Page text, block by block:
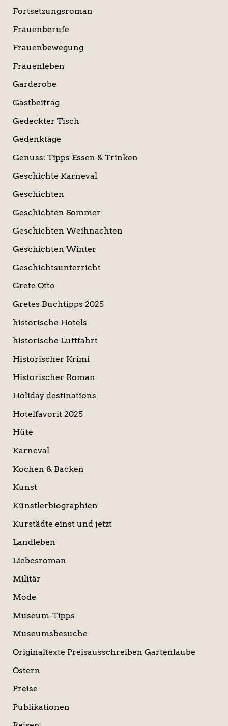
Fortsetzungsroman
Frauenberufe
Frauenbewegung
Frauenleben
Garderobe
Gastbeitrag
Gedeckter Tisch
Gedenktage
Genuss: Tipps Essen & Trinken
Geschichte Karneval
Geschichten
Geschichten Sommer
Geschichten Weihnachten
Geschichten Winter
Geschichtsunterricht
Grete Otto
Gretes Buchtipps 2025
historische Hotels
historische Luftfahrt
Historischer Krimi
Historischer Roman
Holiday destinations
Hotelfavorit 2025
Hüte
Karneval
Kochen & Backen
Kunst
Künstlerbiographien
Kurstädte einst und jetzt
Landleben
Liebesroman
Militär
Mode
Museum-Tipps
Museumsbesuche
Originaltexte Preisausschreiben Gartenlaube
Ostern
Preise
Publikationen